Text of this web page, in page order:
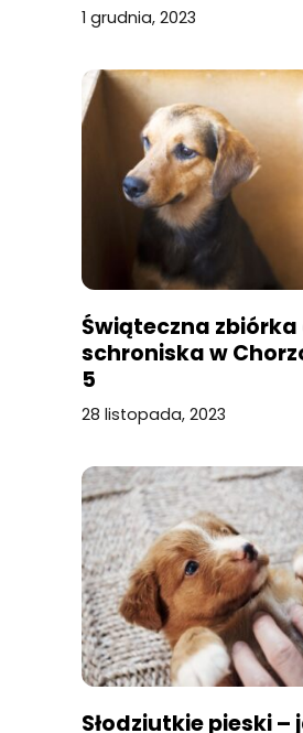
1 grudnia, 2023
Świąteczna
schroniska w
5
28 listopada, 2023
Słodziutkie pieski –